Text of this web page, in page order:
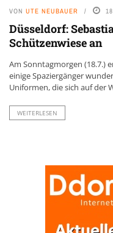
VON UTE NEUBAUER
Düsseldorf:
Schützenwiese an
Am Sonntagmorgen (18.7.)
einige Spaziergänger
Uniformen, die sich auf der
WEITERLESEN